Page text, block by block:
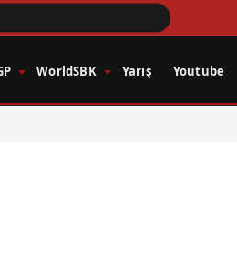
WorldSBK Yarış Youtube